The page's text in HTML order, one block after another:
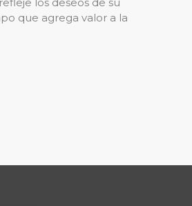
que agrega valor a la